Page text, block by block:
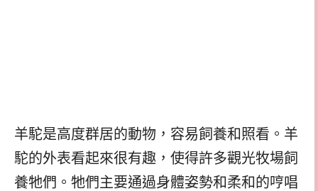
羊駝是高度群居的動物，容易飼養和照看。羊
駝的外表看起來很有趣，使得許多觀光牧場飼
養牠們。牠們主要通過身體姿勢和柔和的哼唱